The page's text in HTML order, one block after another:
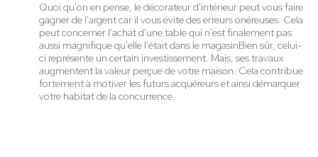
Quoi qu'on en pense, le décorateur d'intérieur peut vous faire
gagner de l'argent car il vous évite des erreurs onéreuses. Cela
peut concerner l'achat d'une table qui n'est finalement pas
aussi magnifique qu'elle l'était dans le magasinBien sûr, celui-
ci représente un certain investissement. Mais, ses travaux
augmentent la valeur perçue de votre maison. Cela contribue
fortement à motiver les futurs acquéreurs et ainsi démarquer
votre habitat de la concurrence.